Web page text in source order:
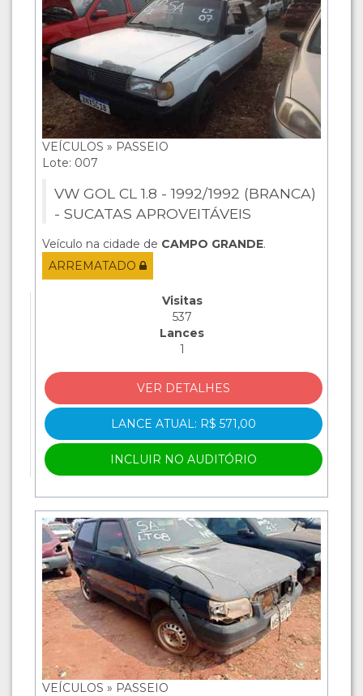
VEÍCULOS » PASSEIO
Lote: 007
VW GOL CL 1.8 - 1992/1992 (BRANCA)
- SUCATAS APROVEITÁVEIS
Veículo na cidade de CAMPO GRANDE.
ARREMATADO
Visitas
537
Lances
1
VER DETALHES
LANCE ATUAL: R$ 571,00
INCLUIR NO AUDITÓRIO
VEÍCULOS » PASSEIO